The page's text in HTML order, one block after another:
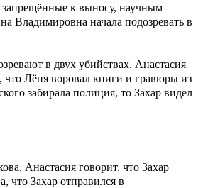
к выносу, научным
Владимировна начала подозревать в
в двух убийствах. Анастасия
что Лёня воровал книги и гравюры из
забирала полиция, то Захар видел
Анастасия говорит, что Захар
что Захар отправился в